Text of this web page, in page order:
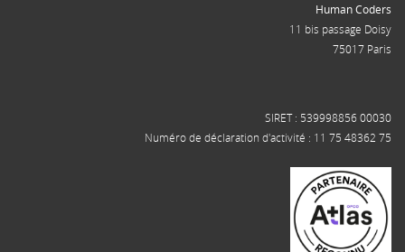
Human Coders
11 bis passage Doisy
75017 Paris
SIRET : 539998856 00030
Numéro de déclaration d'activité : 11 75 48362 75